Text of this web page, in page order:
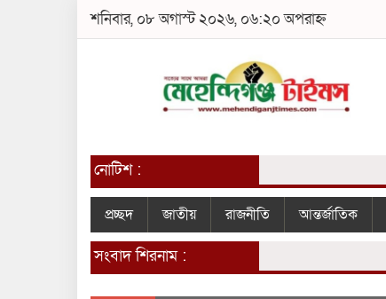
শনিবার, ০৮ অগাস্ট ২০২৬, ০৬:২০ অপরাহ্ন
নোটিশ :
প্রচ্ছদ জাতীয় রাজনীতি আন্তর্জাতিক
সংবাদ শিরনাম :